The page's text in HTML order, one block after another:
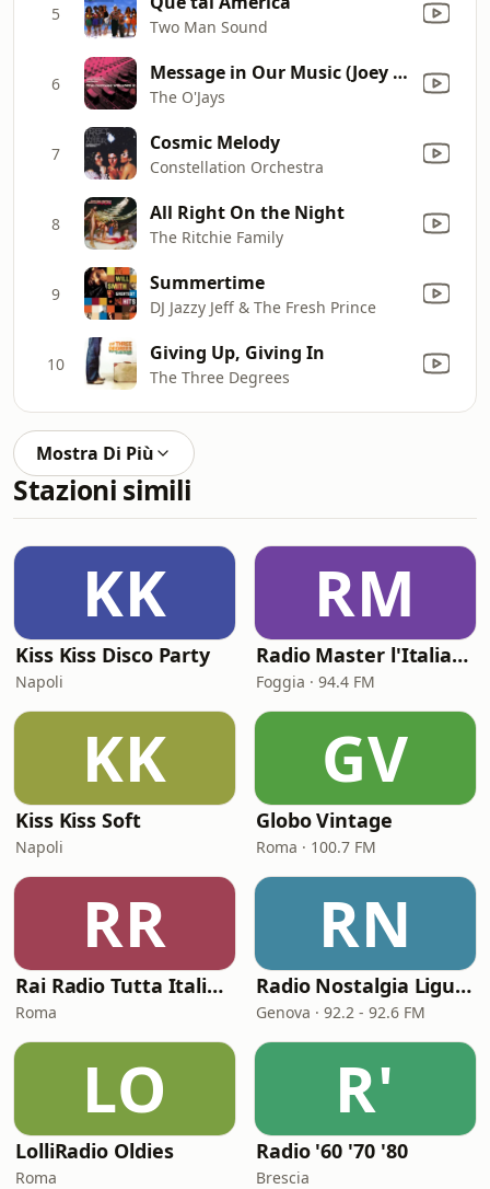
5
Two Man Sound
6 Message in Our Music (Joey Negro Remix)
The O'Jays
7 Cosmic Melody
Constellation Orchestra
8 All Right On the Night
The Ritchie Family
9 Summertime
DJ Jazzy Jeff & The Fresh Prince
10 Giving Up, Giving In
The Three Degrees
Mostra Di Più
Stazioni simili
KK
Kiss Kiss Disco Party
Napoli
RM
Radio Master l'Italiana
Foggia · 94.4 FM
KK
Kiss Kiss Soft
Napoli
GV
Globo Vintage
Roma · 100.7 FM
RR
Rai Radio Tutta Italiana
Roma
RN
Radio Nostalgia Liguria
Genova · 92.2 - 92.6 FM
LO
LolliRadio Oldies
Roma
R'
Radio '60 '70 '80
Brescia